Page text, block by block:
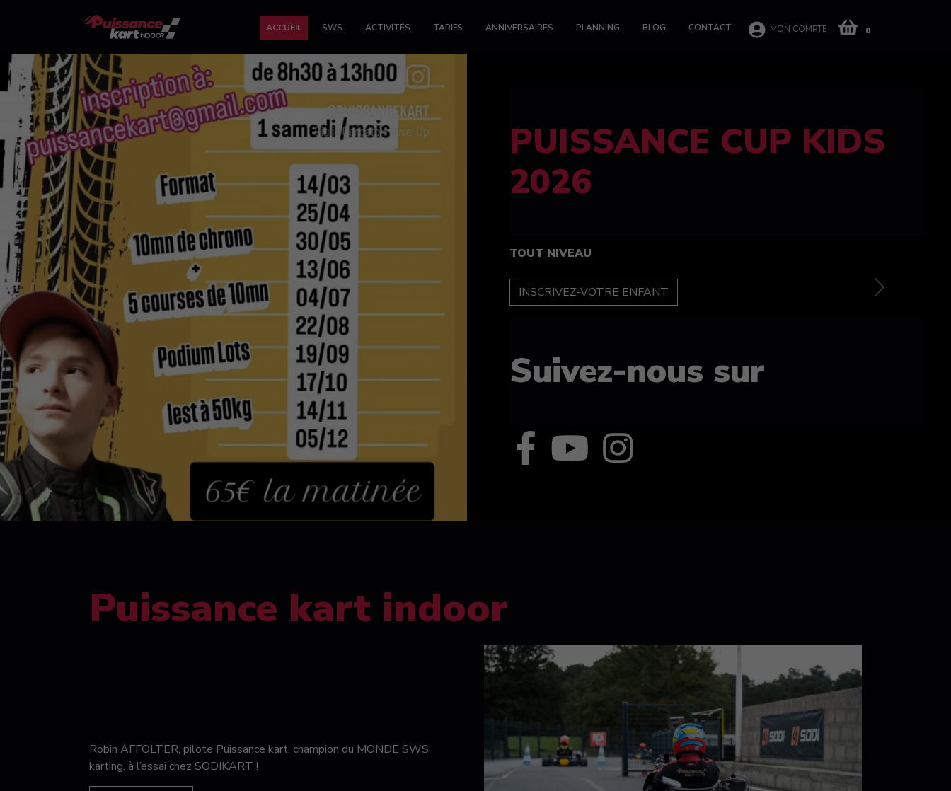
ACCUEIL SWS ACTIVITÉS TARIFS ANNIVERSAIRES PLANNING BLOG CONTACT MON COMPTE 0
FELINE CUP 100%
féminine
TOUT NIVEAU
INSCRIPTION
Suivez-nous sur
Previous Next
Puissance kart indoor
Robin AFFOLTER, pilote Puissance kart, champion du MONDE SWS
karting, à l’essai chez SODIKART !